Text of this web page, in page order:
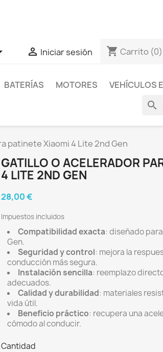
 Iniciar sesión shopping_cart Carrito (0)
BATERÍAS MOTORES VEHÍCULOS
search
patinete Xiaomi 4 Lite 2nd Gen
GATILLO O ACELERADOR
4 LITE 2ND GEN
28,00 €
Impuestos incluidos
Compatibilidad exacta: diseñado
Gen.
Seguridad y control: mejora la
conducción más segura.
Instalación sencilla: reemplazo
adecuados.
Calidad y durabilidad: materiales
vida útil.
Beneficio práctico: recupera una
cómodo al conducir.
Cantidad